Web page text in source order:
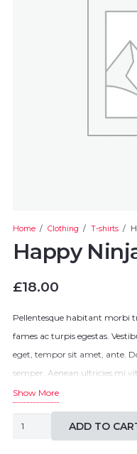
Home / Clothing / T-shirts /
Happy
£18.00
Pellentesque habitant morbi
fames ac turpis egestas.
eget, tempor sit amet, ante.
semper. Aenean ultricies mi
Show More
Happy
ADD TO